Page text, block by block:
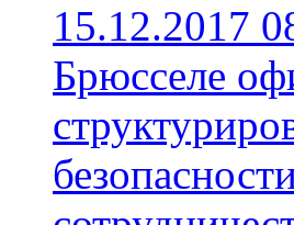
15.12.2017
Брюсселе